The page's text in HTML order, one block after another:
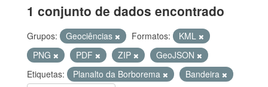
1 conjunto de dados encontrado
Grupos: Geociências Formatos:
KML
PNG
PDF ZIP
GeoJSON
Etiquetas:
Planalto da Borborema
Bandeira